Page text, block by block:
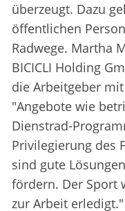
überzeugt. Dazu
öffentlichen
Radwege. Martha
BICICLI Holding
die Arbeitgeber
"Angebote wie
Dienstrad-
Privilegierung des
sind gute
fördern. Der Sport
zur Arbeit erledigt."